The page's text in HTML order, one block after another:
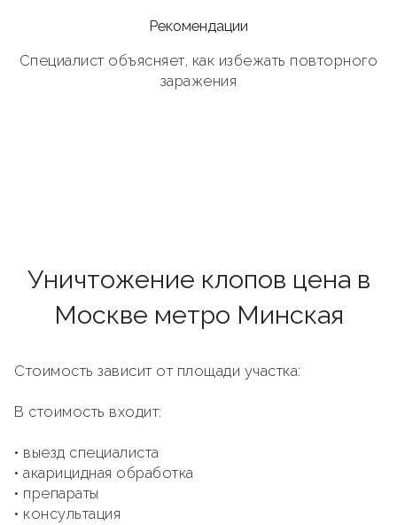
Рекомендации
Специалист объясняет, как избежать повторного
заражения
Уничтожение клопов цена в
Москве метро Минская
Стоимость зависит от площади участка:
В стоимость входит:
• выезд специалиста
• акарицидная обработка
• препараты
• консультация